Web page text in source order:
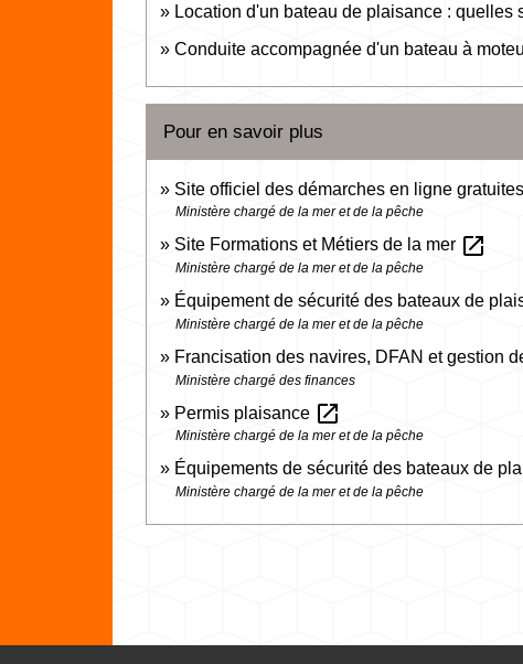
Location d'un bateau de plaisance : quelles
Conduite accompagnée d'un bateau à
Pour en savoir plus
Site officiel des démarches en ligne
Ministère chargé de la mer et de la pêche
Site Formations et Métiers de la mer open_in_new
Ministère chargé de la mer et de la pêche
Équipement de sécurité des bateaux de
Ministère chargé de la mer et de la pêche
Francisation des navires, DFAN et gestion
Ministère chargé des finances
Permis plaisance open_in_new
Ministère chargé de la mer et de la pêche
Équipements de sécurité des bateaux de
Ministère chargé de la mer et de la pêche